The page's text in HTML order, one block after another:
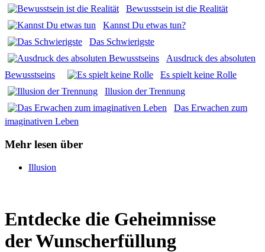
Bewusst­sein ist die Rea­li­tät
Kannst Du etwas tun?
Das Schwie­rigs­te
Aus­druck des abso­lu­ten
Bewusst­seins
Es spielt kei­ne Rol­le
Illu­si­on der Tren­nung
Das Erwa­chen zum
ima­gi­na­ti­ven Leben
Mehr lesen über
Illusion
Entdecke die Geheimnisse
der Wunscherfüllung